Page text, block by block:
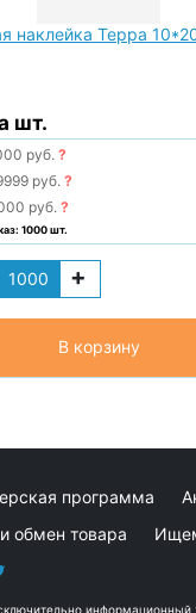
наклейка Терра
шт.
руб.?
руб.?
руб.?
1000 шт.
+
В корзину
программа
обмен товара
информационный